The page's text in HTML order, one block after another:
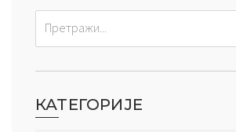
КАТЕГОРИЈЕ